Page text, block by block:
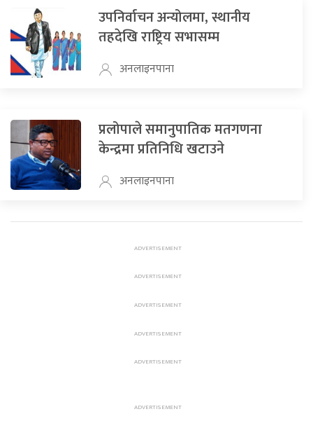
उपनिर्वाचन अन्योलमा, स्थानीय
तहदेखि राष्ट्रिय सभासम्म
अनलाइनपाना
प्रलोपाले समानुपातिक मतगणना
केन्द्रमा प्रतिनिधि खटाउने
अनलाइनपाना